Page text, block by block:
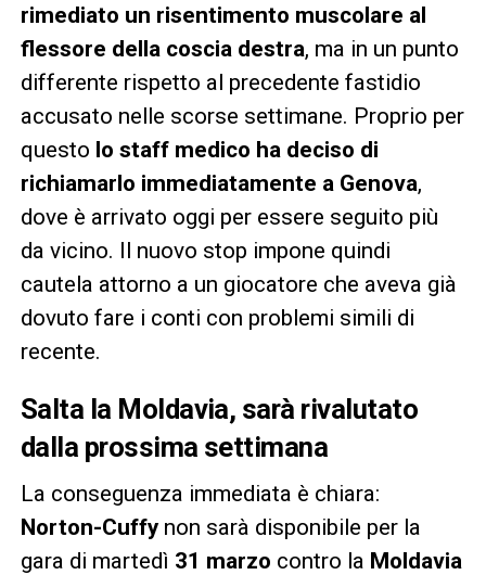
rimediato un risentimento muscolare al
flessore della coscia destra, ma in un punto
differente rispetto al precedente fastidio
accusato nelle scorse settimane. Proprio per
questo lo staff medico ha deciso di
richiamarlo immediatamente a Genova,
dove è arrivato oggi per essere seguito più
da vicino. Il nuovo stop impone quindi
cautela attorno a un giocatore che aveva già
dovuto fare i conti con problemi simili di
recente.
Salta la Moldavia, sarà rivalutato
dalla prossima settimana
La conseguenza immediata è chiara:
Norton-Cuffynon sarà disponibile per la
gara di martedì 31 marzo contro la Moldavia